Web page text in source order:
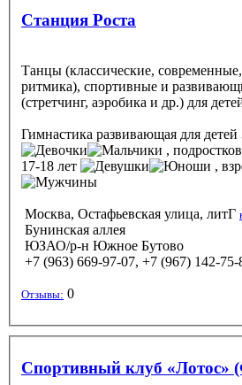
Станция Роста
Танцы (классические,
ритмика), спортивные и
(стретчинг,
Гимнастика развивающая для
,
17-18 лет
,
Москва, Остафьевская улица, литГ
Бунинская аллея
ЮЗАО/р-н Южное Бутово
+7 (963) 669-97-07, +7 (967) 142-75-
Отзывы: 0
Спортивный клуб «Лотос»